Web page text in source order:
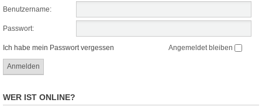
Benutzername:
Passwort:
Ich habe mein Passwort vergessen Angemeldet bleiben
WER IST ONLINE?